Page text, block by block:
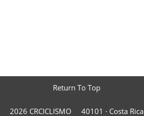
Return To Top
2026 CRCICLISMO 40101 · Costa Rica